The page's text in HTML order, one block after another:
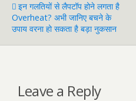
इन गलतियों से लैपटॉप होने लगता है
Overheat? अभी जानिए बचने के
उपाय वरना हो सकता है बड़ा नुकसान
Leave a Reply